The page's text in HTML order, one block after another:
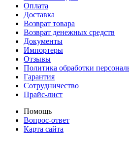
Оплата
Доставка
Возврат товара
Возврат денежных средств
Документы
Импортеры
Отзывы
Политика обработки
Гарантия
Сотрудничество
Прайс-лист
Помощь
Вопрос-ответ
Карта сайта